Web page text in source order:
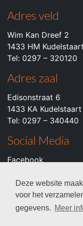
Deze website
voor het
gegevens. Meer
Adres veld
Wim Kan Dreef 2
1433 HM Kudelstaart
Tel: 0297 – 320120
Adres zaal
Edisonstraat 6
1433 KA Kudelstaart
Tel: 0297 – 340440
Social Media
Facebook
Youtube